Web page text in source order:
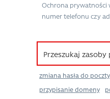
Ochrona prywatności
numer telefonu czy
zmiana hasła do poczty
przypisanie domeny